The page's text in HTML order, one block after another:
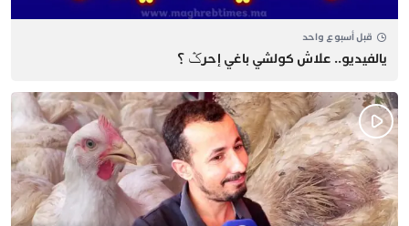
قبل أسبوع واحد
يالفيديو.. علاش كولشي باغي إحرݣ ؟